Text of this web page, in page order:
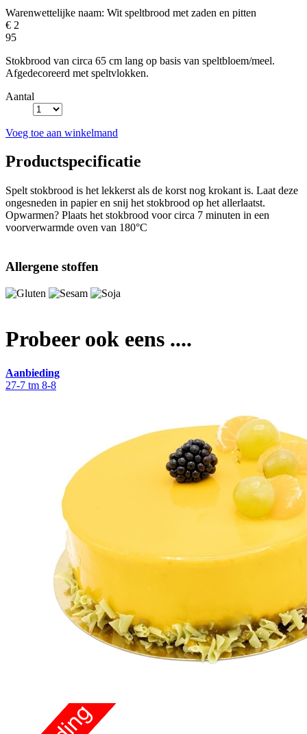
Warenwettelijke naam: Wit speltbrood met zaden en pitten
€ 2
95
Stokbrood van circa 65 cm lang op basis van speltbloem/meel.
Afgedecoreerd met speltvlokken.
Aantal
Voeg toe aan winkelmand
Productspecificatie
Spelt stokbrood is het lekkerst als de korst nog krokant is. Laat deze
ongesneden in papier en snij het stokbrood op het allerlaatst.
Opwarmen? Plaats het stokbrood voor circa 7 minuten in een
voorverwarmde oven van 180°C
Allergene stoffen
Probeer ook eens ....
Aanbieding
27-7 tm 8-8